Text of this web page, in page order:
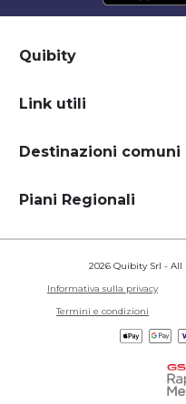
Quibity
Link utili
Destinazioni comuni
Piani Regionali
2026 Quibity Srl - All
Informativa sulla privacy
Termini e condizioni